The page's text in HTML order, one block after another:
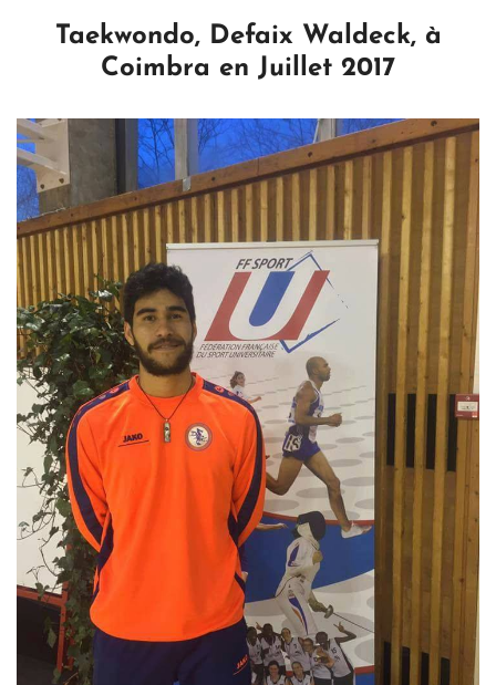
Taekwondo, Defaix Waldeck, à
Coimbra en Juillet 2017